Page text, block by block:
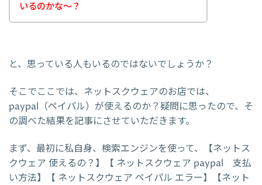
いるのかな～？
と、思っている人もいるのではないでしょうか？
そこでここでは、ネットスクウェアのお店では、
paypal（ペイパル）が使えるのか？疑問に思ったので、そ
の調べた結果を記事にさせていただきます。
まず、最初に私自身、検索エンジンを使って、【ネットス
クウェア 使えるの？】【 ネットスクウェア paypal 支払
い方法】【 ネットスクウェア ペイパル エラー】【ネット